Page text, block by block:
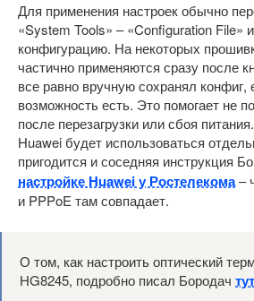
Для применения настроек обычно
«System Tools» – «Configuration File»
конфигурацию. На некоторых
частично применяются сразу после
все равно вручную сохранял конфиг,
возможность есть. Это помогает не
после перезагрузки или сбоя
Huawei будет использоваться
пригодится и соседняя инструкция
настройке Huawei у Ростелекома–
и PPPoE там совпадает.
О том, как настроить оптический
HG8245, подробно писал Бородач тут